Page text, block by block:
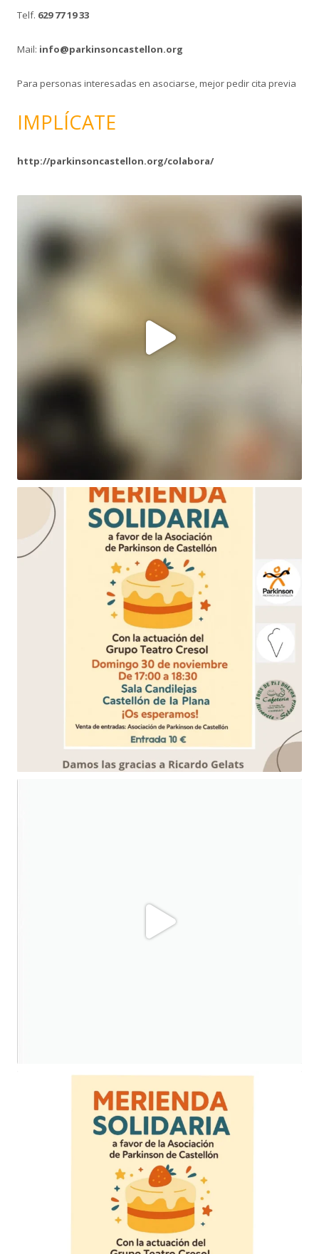
Telf. 629 77 19 33
Mail: info@parkinsoncastellon.org
Para personas interesadas en asociarse, mejor pedir cita previa
IMPLÍCATE
http://parkinsoncastellon.org/colabora/